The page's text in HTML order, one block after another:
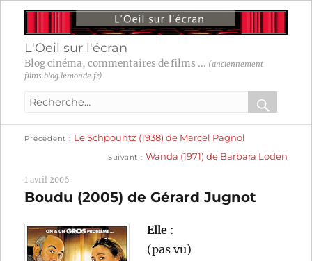
L'Oeil sur l'écran
Blog cinéma, commentaires de films ... (anciennement
films.blog.lemonde.fr)
Recherche
:
OK
Navigation
l’article
Précédent
précédente :
Le Schpountz (1938) de Marcel Pagnol
Suivant
suivante :
Wanda (1971) de Barbara Loden
1 avril 2006
Boudu (2005) de Gérard Jugnot
Elle :
(pas vu)